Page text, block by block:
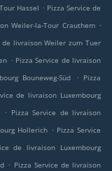
Hassel . Pizza Service de
Weiler-la-Tour Crauthem .
de livraison Weiler zum Tuer
. Pizza Service de livraison
Bouneweg-Süd . Pizza
de livraison Luxembourg
. Pizza Service de livraison
Hollerich . Pizza Service
de livraison Luxembourg
. Pizza Service de livraison